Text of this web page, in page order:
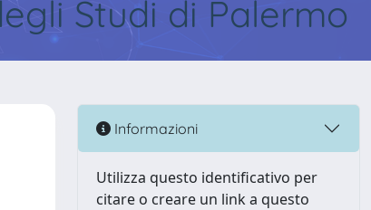
Studi di Palermo
Informazioni
Utilizza questo identificativo per
citare o creare un link a questo